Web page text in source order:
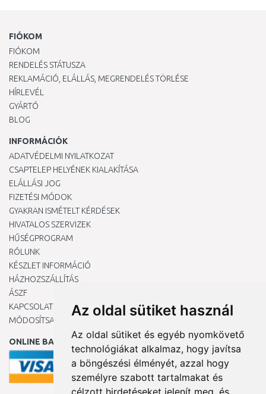
Az oldal sütiket használ
Az oldal sütiket és egyéb nyomkövető
technológiákat alkalmaz, hogy javítsa
a böngészési élményét, azzal hogy
személyre szabott tartalmakat és
célzott hirdetéseket jelenít meg, és
FIÓKOM
FIÓKOM
RENDELÉS STÁTUSZA
REKLAMÁCIÓ, ELÁLLÁS, MEGRENDELÉS TÖRLÉSE
HÍRLEVÉL
GYÁRTÓ
BLOG
INFORMÁCIÓK
ADATVÉDELMI NYILATKOZAT
CSAPTELEP HELYÉNEK KIALAKÍTÁSA
ELÁLLÁSI JOG
FIZETÉSI MÓDOK
GYAKRAN ISMÉTELT KÉRDÉSEK
HIVATALOS SZERVIZEK
HŰSÉGPROGRAM
RÓLUNK
KÉSZLET INFORMÁCIÓ
HÁZHOZSZÁLLÍTÁS
ÁSZF
KAPCSOLAT
MÓDOSÍTSA A COOKIE-BEÁLLÍTÁSAIMAT
ONLINE BANKKÁRTYÁVAL